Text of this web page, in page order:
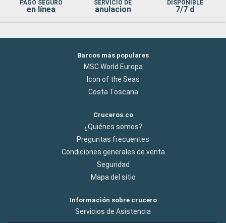
PAGO SEGURO
en línea
SERVICIO DE
anulacion
DISPONIBLE
7/7 d
Barcos más populares
MSC World Europa
Icon of the Seas
Costa Toscana
Cruceros.co
¿Quiénes somos?
Preguntas frecuentes
Condiciones generales de venta
Seguridad
Mapa del sitio
Información sobre crucero
Servicios de Asistencia